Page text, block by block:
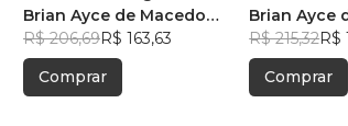
Edição.
Brian Ayce de Macedo
Marinho
R$ 206,69R$ 163,63
Comprar
Edição:
Brian Ayce
Marinho
R$ 215,32R$
Comprar